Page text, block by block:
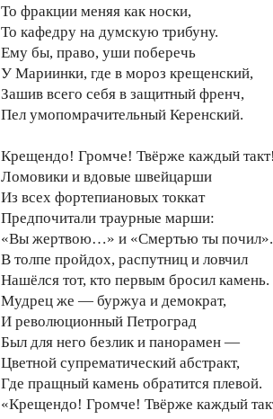
То фракции меняя как носки,
То кафедру на думскую трибуну.
Ему бы, право, уши поберечь
У Мариинки, где в мороз крещенский,
Зашив всего себя в защитный френч,
Пел умопомрачительный Керенский.
Крещендо! Громче! Твёрже каждый
Ломовики и вдовые швейцарши
Из всех фортепиановых токкат
Предпочитали траурные марши:
«Вы жертвою…» и «Смертью ты почил».
В толпе пройдох, распутниц и ловчил
Нашёлся тот, кто первым бросил камень.
Мудрец же — буржуа и демократ,
И революционный Петроград
Был для него безлик и панорамен —
Цветной супрематический абстракт,
Где пращный камень обратится плевой.
«Крещендо! Громче! Твёрже каждый